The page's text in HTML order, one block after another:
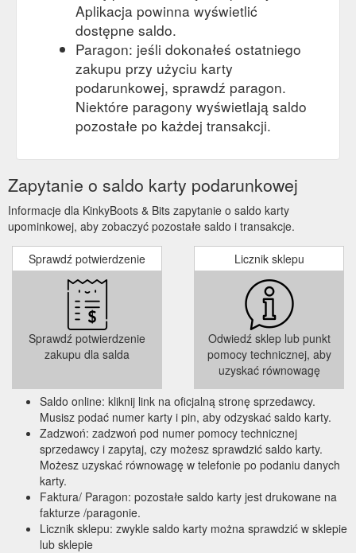
Aplikacja powinna wyświetlić
dostępne saldo.
Paragon: jeśli dokonałeś ostatniego
zakupu przy użyciu karty
podarunkowej, sprawdź paragon.
Niektóre paragony wyświetlają saldo
pozostałe po każdej transakcji.
Zapytanie o saldo karty podarunkowej
Informacje dla KinkyBoots & Bits zapytanie o saldo karty
upominkowej, aby zobaczyć pozostałe saldo i transakcje.
Sprawdź potwierdzenie
Sprawdź potwierdzenie
zakupu dla salda
Licznik sklepu
Odwiedź sklep lub punkt
pomocy technicznej, aby
uzyskać równowagę
Saldo online: kliknij link na oficjalną stronę sprzedawcy.
Musisz podać numer karty i pin, aby odzyskać saldo karty.
Zadzwoń: zadzwoń pod numer pomocy technicznej
sprzedawcy i zapytaj, czy możesz sprawdzić saldo karty.
Możesz uzyskać równowagę w telefonie po podaniu danych
karty.
Faktura/ Paragon: pozostałe saldo karty jest drukowane na
fakturze /paragonie.
Licznik sklepu: zwykle saldo karty można sprawdzić w sklepie
lub sklepie